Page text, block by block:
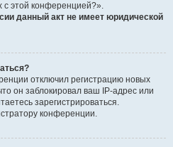
с этой конференцией?».
данный акт не имеет юридической
отключил регистрацию новых
он заблокировал ваш IP-адрес или
зарегистрироваться.
конференции.